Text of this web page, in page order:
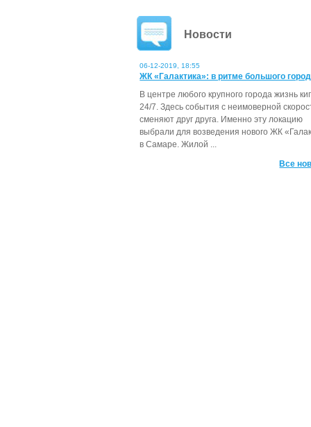
Новости
06-12-2019, 18:55
ЖК «Галактика»: в ритме большого
В центре любого крупного города жизнь
24/7. Здесь события с неимоверной
сменяют друг друга. Именно эту локацию
выбрали для возведения нового ЖК
в Самаре. Жилой ...
Все